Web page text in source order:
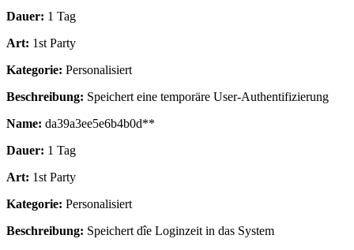
Dauer: 1 Tag
Art: 1st Party
Kategorie: Personalisiert
Beschreibung: Speichert eine temporäre User-Authentifizierung
Name: da39a3ee5e6b4b0d**
Dauer: 1 Tag
Art: 1st Party
Kategorie: Personalisiert
Beschreibung: Speichert dîe Loginzeit in das System